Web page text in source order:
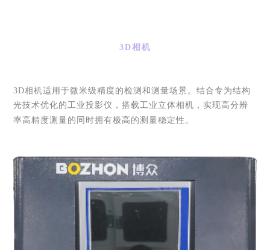
3D相机
3D相机适用于微米级精度的检测和测量场景。结合专为结构
光技术优化的工业投影仪，搭载工业立体相机，实现高分辨
率高精度测量的同时拥有极高的测量稳定性。